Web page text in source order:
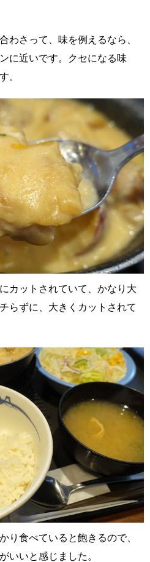
わさって、味を例えるなら、
に近いです。クセになる味
。
カットされていて、かなり大
らずに、大きくカットされて
り食べていると飽きるので、
いいと感じました。